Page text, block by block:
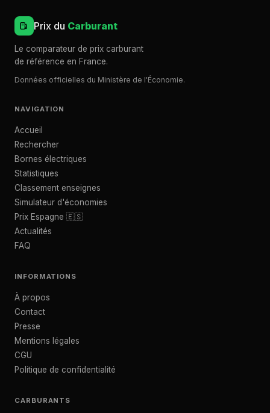
Prix du Carburant
Le comparateur de prix carburant
de référence en France.
Données officielles du Ministère de l'Économie.
NAVIGATION
Accueil
Rechercher
Bornes électriques
Statistiques
Classement enseignes
Simulateur d'économies
Prix Espagne 🇪🇸
Actualités
FAQ
INFORMATIONS
À propos
Contact
Presse
Mentions légales
CGU
Politique de confidentialité
CARBURANTS